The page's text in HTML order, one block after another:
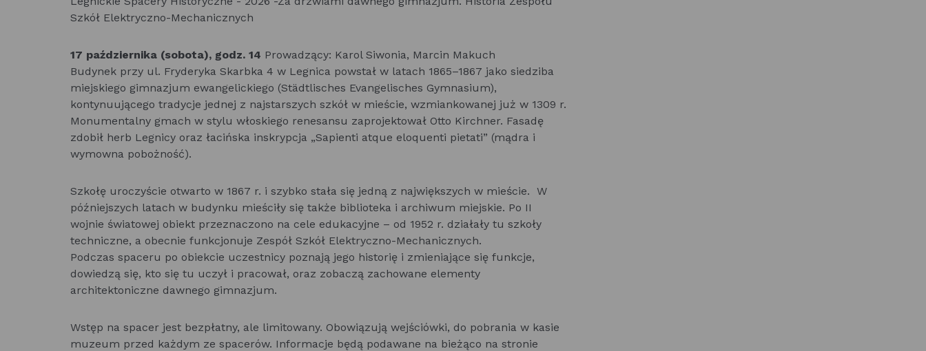
Szkół Elektryczno-Mechanicznych
17 października (sobota), godz. 14 Prowadzący: Karol Siwonia, Marcin Makuch
Budynek przy ul. Fryderyka Skarbka 4 w Legnica powstał w latach 1865–1867 jako siedziba
miejskiego gimnazjum ewangelickiego (Städtlisches Evangelisches Gymnasium),
kontynuującego tradycje jednej z najstarszych szkół w mieście, wzmiankowanej już w 1309 r.
Monumentalny gmach w stylu włoskiego renesansu zaprojektował Otto Kirchner. Fasadę
zdobił herb Legnicy oraz łacińska inskrypcja „Sapienti atque eloquenti pietati” (mądra i
wymowna pobożność).
Szkołę uroczyście otwarto w 1867 r. i szybko stała się jedną z największych w mieście. W
późniejszych latach w budynku mieściły się także biblioteka i archiwum miejskie. Po II
wojnie światowej obiekt przeznaczono na cele edukacyjne – od 1952 r. działały tu szkoły
techniczne, a obecnie funkcjonuje Zespół Szkół Elektryczno-Mechanicznych.
Podczas spaceru po obiekcie uczestnicy poznają jego historię i zmieniające się funkcje,
dowiedzą się, kto się tu uczył i pracował, oraz zobaczą zachowane elementy
architektoniczne dawnego gimnazjum.
Wstęp na spacer jest bezpłatny, ale limitowany. Obowiązują wejściówki, do pobrania w kasie
muzeum przed każdym ze spacerów. Informacje będą podawane na bieżąco na stronie